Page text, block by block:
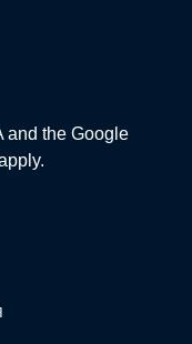
and the Google